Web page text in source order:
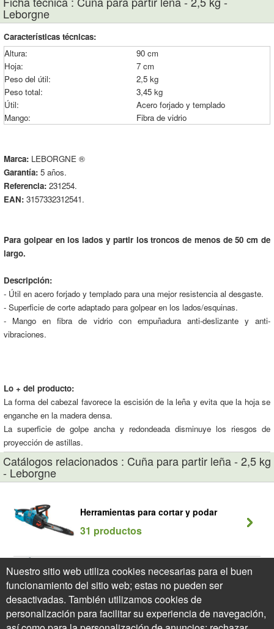
Leborgne
Características técnicas:
Altura:
90 cm
Hoja:
7 cm
Peso del útil:
2,5 kg
Peso total:
3,45 kg
Útil:
Acero forjado y templado
Mango:
Fibra de vidrio
Marca: LEBORGNE ®
Garantía: 5 años.
Referencia: 231254.
EAN: 3157332312541.
Para golpear en los lados y partir los troncos de menos de 50 cm de
largo.
Descripción:
- Útil en acero forjado y templado para una mejor resistencia al desgaste.
- Superficie de corte adaptado para golpear en los lados/esquinas.
- Mango en fibra de vidrio con empuñadura anti-deslizante y anti-
vibraciones.
Lo + del producto:
La forma del cabezal favorece la escisión de la leña y evita que la hoja se
enganche en la madera densa.
La superficie de golpe ancha y redondeada disminuye los riesgos de
proyección de astillas.
Catálogos relacionados : Cuña para partir leña - 2,5 kg
- Leborgne
Herramientas para cortar y podar
31 productos
Hachas, Cuchillos y Cuñas
8 productos
Nuestro sitio web utiliza cookies necesarias para el buen
funcionamiento del sitio web; estas no pueden ser
desactivadas. También utilizamos cookies de
personalización para facilitar su experiencia de navegación,